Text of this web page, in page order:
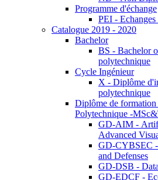
Programme d'échange
PEI -
Catalogue 2019 - 2020
Bachelor
BS - Bachelor
polytechnique
Cycle Ingénieur
X - Diplôme
polytechnique
Diplôme de
Polytechnique -
GD-AIM -
Advanced
GD-CYBSEC -
and Defenses
GD-DSB -
GD-EDCF -